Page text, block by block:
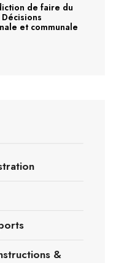
de faire du
et communale
&